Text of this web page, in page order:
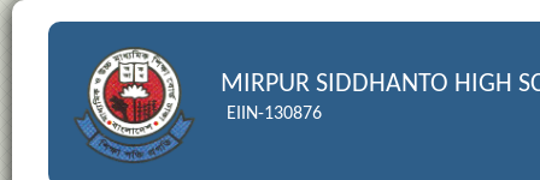
MIRPUR SIDDHANTO HIGH
EIIN-130876